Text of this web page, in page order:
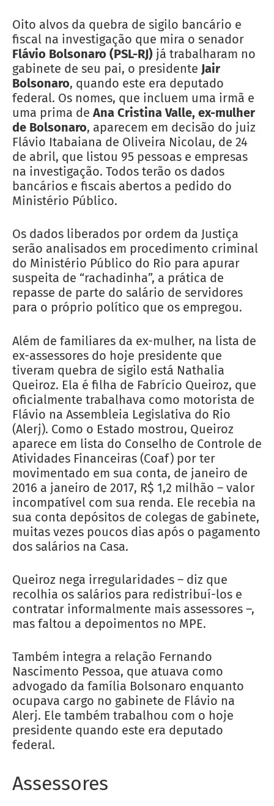
Oito alvos da quebra de sigilo bancário e
fiscal na investigação que mira o senador
Flávio Bolsonaro (PSL-RJ) já trabalharam no
gabinete de seu pai, o presidente Jair
Bolsonaro, quando este era deputado
federal. Os nomes, que incluem uma irmã e
uma prima deAna Cristina Valle, ex-mulher
de Bolsonaro, aparecem em decisão do juiz
Flávio Itabaiana de Oliveira Nicolau, de 24
de abril, que listou 95 pessoas e empresas
na investigação. Todos terão os dados
bancários e fiscais abertos a pedido do
Ministério Público.
Os dados liberados por ordem da Justiça
serão analisados em procedimento criminal
do Ministério Público do Rio para apurar
suspeita de “rachadinha”, a prática de
repasse de parte do salário de servidores
para o próprio político que os empregou.
Além de familiares da ex-mulher, na lista de
ex-assessores do hoje presidente que
tiveram quebra de sigilo está Nathalia
Queiroz. Ela é filha de Fabrício Queiroz, que
oficialmente trabalhava como motorista de
Flávio na Assembleia Legislativa do Rio
(Alerj). Como o Estado mostrou, Queiroz
aparece em lista do Conselho de Controle de
Atividades Financeiras (Coaf) por ter
movimentado em sua conta, de janeiro de
2016 a janeiro de 2017, R$ 1,2 milhão – valor
incompatível com sua renda. Ele recebia na
sua conta depósitos de colegas de gabinete,
muitas vezes poucos dias após o pagamento
dos salários na Casa.
Queiroz nega irregularidades – diz que
recolhia os salários para redistribuí-los e
contratar informalmente mais assessores –,
mas faltou a depoimentos no MPE.
Também integra a relação Fernando
Nascimento Pessoa, que atuava como
advogado da família Bolsonaro enquanto
ocupava cargo no gabinete de Flávio na
Alerj. Ele também trabalhou com o hoje
presidente quando este era deputado
federal.
Assessores